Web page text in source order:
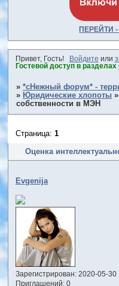
ПЕРЕЙТИ -
Привет, Гость! Войдите или
Гостевой доступ в разделах
»*сНежный форум* -
» Юридические хлопоты
собственности в МЭН
Оценка
Страница:1
Evgenija
Зарегистрирован: 2020-05-30
Приглашений:0